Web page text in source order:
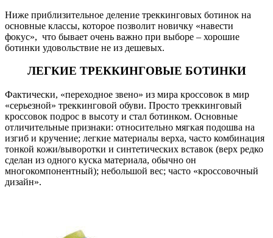
Ниже приблизительное деление треккинговых ботинок на
основные классы, которое позволит новичку «навести
фокус», что бывает очень важно при выборе – хорошие
ботинки удовольствие не из дешевых.
ЛЕГКИЕ ТРЕККИНГОВЫЕ БОТИНКИ
Фактически, «переходное звено» из мира кроссовок в мир
«серьезной» треккинговой обуви. Просто треккинговый
кроссовок подрос в высоту и стал ботинком. Основные
отличительные признаки: относительно мягкая подошва на
изгиб и кручение; легкие материалы верха, часто комбинация
тонкой кожи/выворотки и синтетических вставок (верх редко
сделан из одного куска материала, обычно он
многокомпонентный); небольшой вес; часто «кроссовочный
дизайн».